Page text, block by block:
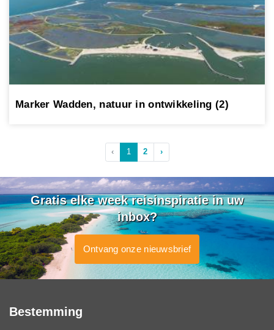
Marker Wadden, natuur in ontwikkeling (2)
‹ 1 2 ›
Gratis elke week reisinspiratie in uw
inbox?
Ontvang onze nieuwsbrief
Bestemming